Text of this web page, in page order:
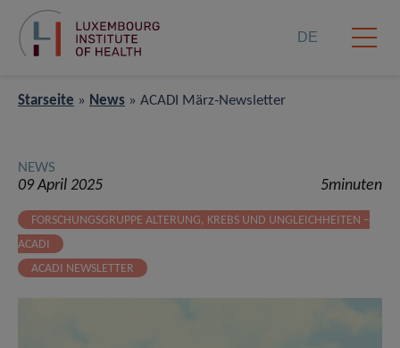
DE
Starseite » News » ACADI März-Newsletter
NEWS
09 April 2025 5minuten
FORSCHUNGSGRUPPE ALTERUNG, KREBS UND UNGLEICHHEITEN –
ACADI
ACADI NEWSLETTER